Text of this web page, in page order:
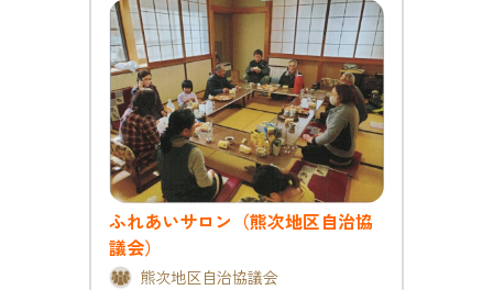
ふれあいサロン（熊次地区自治協
議会）
熊次地区自治協議会